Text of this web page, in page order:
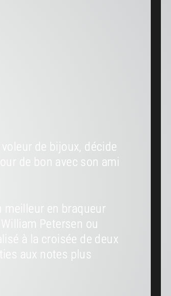
de bijoux, décide
de bon avec son ami
meilleur en braqueur
Petersen ou
à la croisée de deux
aux notes plus